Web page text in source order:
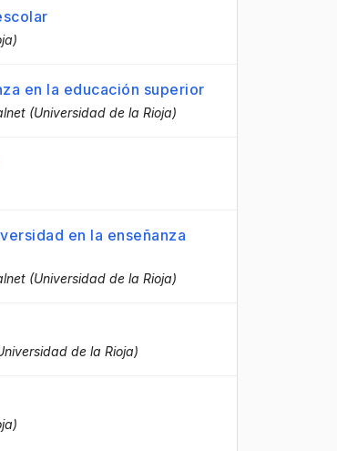
en la educación superior
(Universidad de la Rioja)
en la enseñanza
(Universidad de la Rioja)
de la Rioja)